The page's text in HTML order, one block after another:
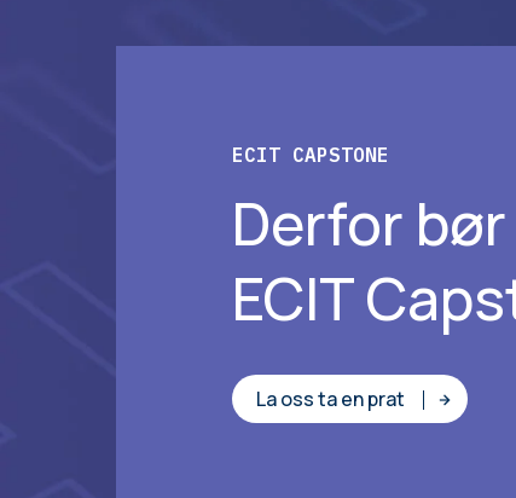
ECIT CAPSTONE
Derfor
ECIT
La oss ta en prat